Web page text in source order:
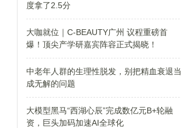
度拿了2.5分
大咖就位｜C-BEAUTY广州 议程重磅首
爆！顶尖产学研嘉宾阵容正式揭晓！
中老年人群的生理性脱发，别把精血衰退当
成无解的问题
大模型黑马“西湖心辰”完成数亿元B+轮融
资，巨头加码加速AI全球化